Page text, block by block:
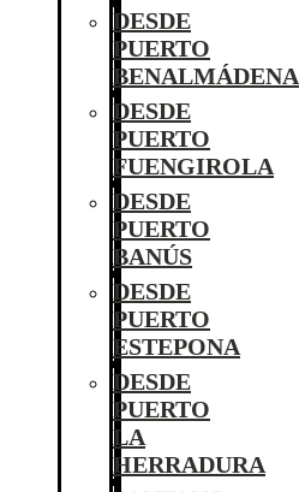
DESDE
PUERTO
BENALMÁDENA
DESDE
PUERTO
FUENGIROLA
DESDE
PUERTO
BANÚS
DESDE
PUERTO
ESTEPONA
DESDE
PUERTO
LA
HERRADURA